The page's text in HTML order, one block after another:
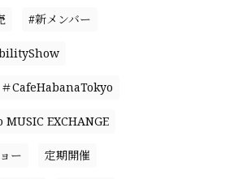
#新メンバー
＃CafeHabanaTokyo
MUSIC EXCHANGE
ー 定期開催